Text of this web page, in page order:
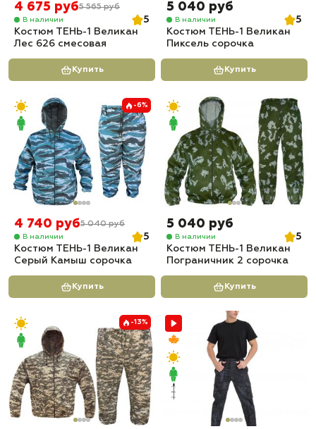
4 675 руб5 565 руб
В наличии
5
Костюм ТЕНЬ-1 Великан
Лес 626 смесовая
Купить
5 040 руб
В наличии
5
Костюм ТЕНЬ-1 Великан
Пиксель сорочка
Купить
-6%
4 740 руб5 040 руб
В наличии
5
Костюм ТЕНЬ-1 Великан
Серый Камыш сорочка
Купить
5 040 руб
В наличии
5
Костюм ТЕНЬ-1 Великан
Пограничник 2 сорочка
Купить
-13%